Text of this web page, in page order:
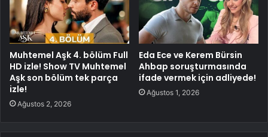
Muhtemel Aşk 4. bölüm Full
HD izle! Show TV Muhtemel
Aşk son bölüm tek parça
izle!
Ağustos 2, 2026
Eda Ece ve Kerem Bürsin
Ahbap soruşturmasında
ifade vermek için adliyede!
Ağustos 1, 2026